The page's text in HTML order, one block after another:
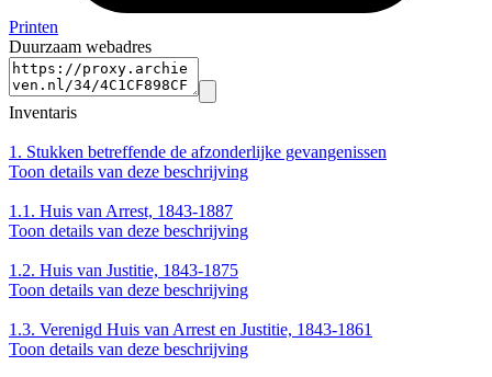
Printen
Duurzaam webadres
Inventaris
1. Stukken betreffende de afzonderlijke gevangenissen
Toon details van deze beschrijving
1.1. Huis van Arrest, 1843-1887
Toon details van deze beschrijving
1.2. Huis van Justitie, 1843-1875
Toon details van deze beschrijving
1.3. Verenigd Huis van Arrest en Justitie, 1843-1861
Toon details van deze beschrijving